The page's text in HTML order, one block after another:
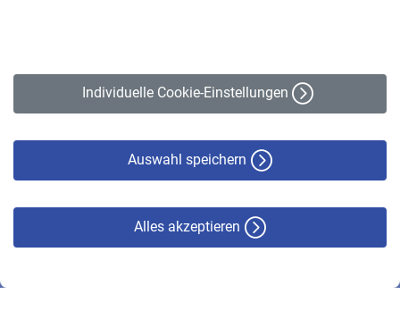
Individuelle Cookie-Einstellungen
Auswahl speichern
Alles akzeptieren
Erklärung zur Barrierefreiheit
© VBL 2026